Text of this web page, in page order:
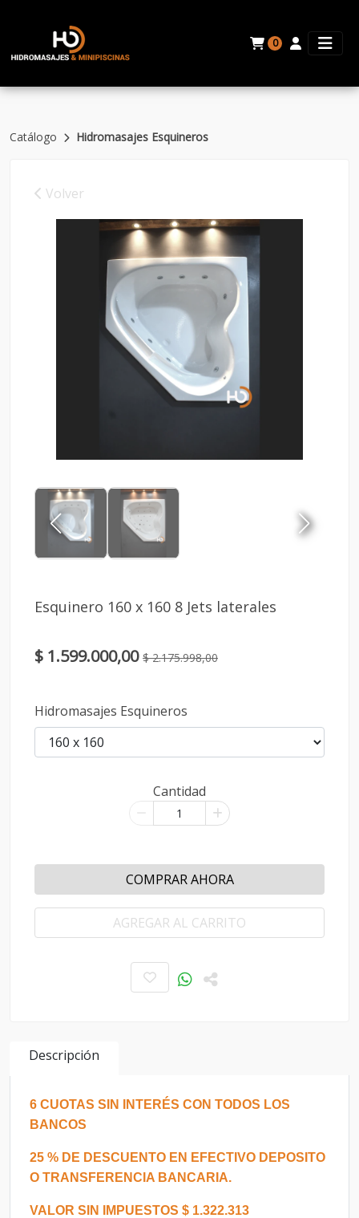
0
Catálogo Hidromasajes Esquineros
Volver
Esquinero 160 x 160 8 Jets laterales
$ 1.599.000,00 $ 2.175.998,00
Hidromasajes Esquineros
Cantidad
COMPRAR AHORA
AGREGAR AL CARRITO
Descripción
6 CUOTAS SIN INTERÉS CON TODOS LOS
BANCOS
25 % DE DESCUENTO EN EFECTIVO DEPOSITO
O TRANSFERENCIA BANCARIA.
VALOR SIN IMPUESTOS $ 1.322.313